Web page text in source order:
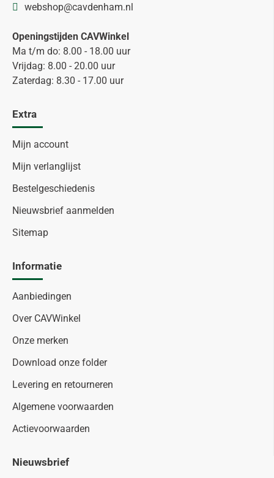
webshop@cavdenham.nl
Openingstijden CAVWinkel
Ma t/m do: 8.00 - 18.00 uur
Vrijdag: 8.00 - 20.00 uur
Zaterdag: 8.30 - 17.00 uur
Extra
Mijn account
Mijn verlanglijst
Bestelgeschiedenis
Nieuwsbrief aanmelden
Sitemap
Informatie
Aanbiedingen
Over CAVWinkel
Onze merken
Download onze folder
Levering en retourneren
Algemene voorwaarden
Actievoorwaarden
Nieuwsbrief